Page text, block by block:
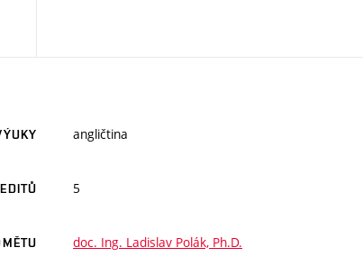
angličtina
5
doc. Ing. Ladislav Polák, Ph.D.